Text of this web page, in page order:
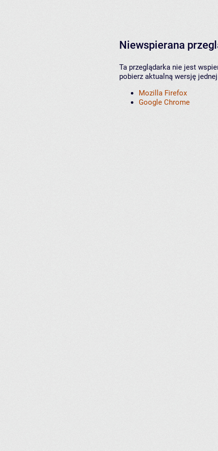
Niewspierana
Ta przeglądarka nie jest
pobierz aktualną wersję
Mozilla Firefox
Google Chrome